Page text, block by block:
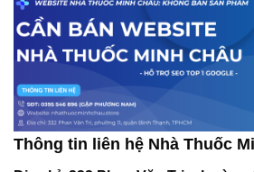
Thông tin liên hệ Nhà Thuốc